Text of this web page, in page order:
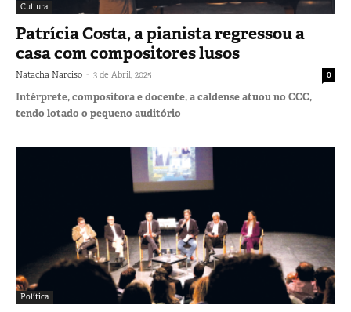
Cultura
Patrícia Costa, a pianista regressou a
casa com compositores lusos
Natacha Narciso - 3 de Abril, 2025 0
Intérprete, compositora e docente, a caldense atuou no CCC,
tendo lotado o pequeno auditório
Política